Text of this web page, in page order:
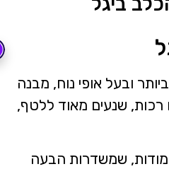
ובעל אופי נוח, מבנה
רכות, שנעים מאוד ללטף,
שמשדרות הבעה